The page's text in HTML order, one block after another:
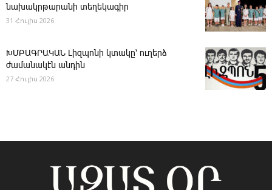
նախակրթարանի տեղեկագիր
31 Հուլիս 2026
ԽՄԲԱԳՐԱԿԱՆ ­Լիզպոնի կտակը՝ ուղերձ
ժամանակէն անդին
27 Հուլիս 2026